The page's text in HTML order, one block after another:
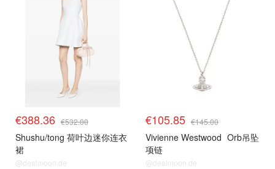
€388.36 €532.00
Shushu/tong 荷叶边迷你连衣
裙
@dealmoon.de
€105.85 €145.00
Vivienne Westwood Orb吊坠
项链
@dealmoon.de